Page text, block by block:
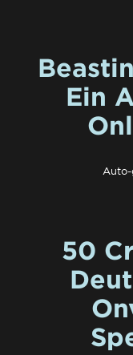
Ein
50